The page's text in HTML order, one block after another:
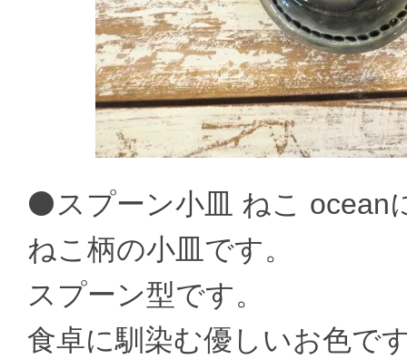
⚫スプーン小皿 ねこ ocean
ねこ柄の小皿です。
スプーン型です。
食卓に馴染む優しいお色で